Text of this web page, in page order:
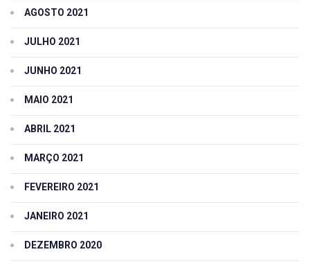
AGOSTO 2021
JULHO 2021
JUNHO 2021
MAIO 2021
ABRIL 2021
MARÇO 2021
FEVEREIRO 2021
JANEIRO 2021
DEZEMBRO 2020